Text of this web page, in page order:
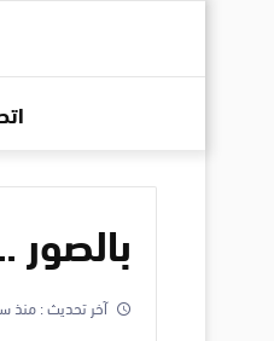
بالصور .. أفكار 13
آخر تحديث :منذ